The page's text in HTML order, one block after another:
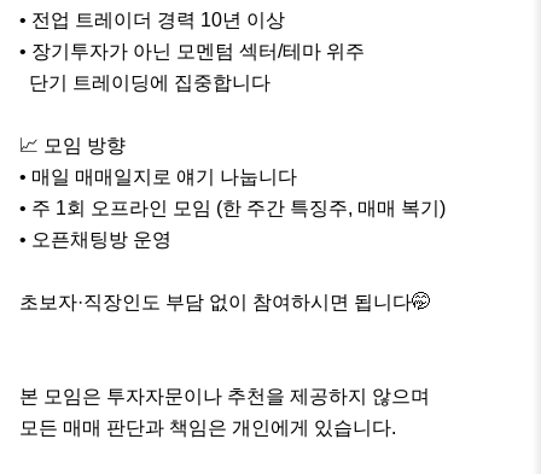
• 전업 트레이더 경력 10년 이상
• 장기투자가 아닌 모멘텀 섹터/테마 위주
📈 모임 방향
• 매일 매매일지로 얘기 나눕니다
• 주 1회 오프라인 모임 (한 주간 특징주, 매매 복기)
• 오픈채팅방 운영
초보자·직장인도 부담 없이 참여하시면 됩니다🤭
본 모임은 투자자문이나 추천을 제공하지 않으며
모든 매매 판단과 책임은 개인에게 있습니다.